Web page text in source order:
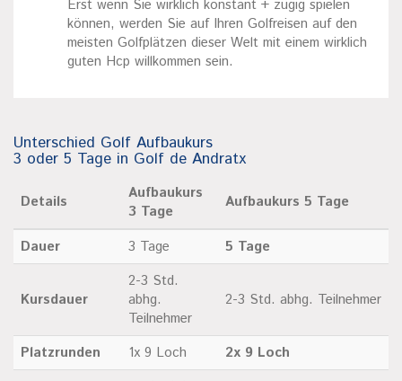
Erst wenn Sie wirklich konstant + zügig spielen
können, werden Sie auf Ihren Golfreisen auf den
meisten Golfplätzen dieser Welt mit einem wirklich
guten Hcp willkommen sein.
Unterschied Golf Aufbaukurs
3 oder 5 Tage in Golf de Andratx
Details
Aufbaukurs
3 Tage
Aufbaukurs 5 Tage
Dauer 3 Tage 5 Tage
Kursdauer
2-3 Std.
abhg.
Teilnehmer
2-3 Std. abhg. Teilnehmer
Platzrunden 1x 9 Loch 2x 9 Loch